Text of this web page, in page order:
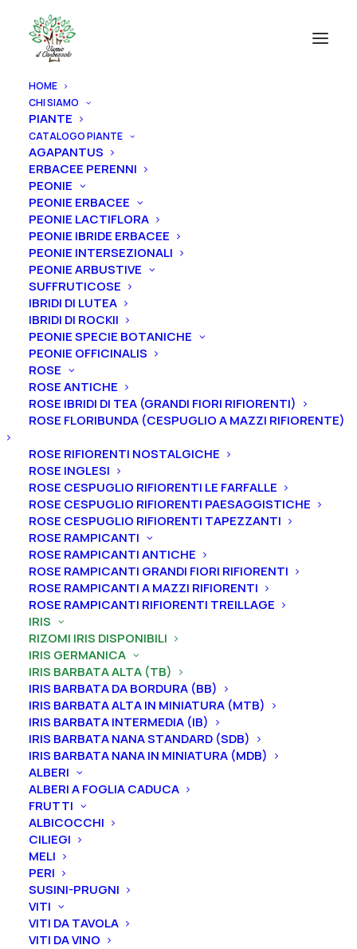
HOME
CHI SIAMO
PIANTE
CATALOGO PIANTE
AGAPANTUS
ERBACEE PERENNI
PEONIE
PEONIE ERBACEE
PEONIE LACTIFLORA
PEONIE IBRIDE ERBACEE
PEONIE INTERSEZIONALI
PEONIE ARBUSTIVE
SUFFRUTICOSE
IBRIDI DI LUTEA
IBRIDI DI ROCKII
PEONIE SPECIE BOTANICHE
PEONIE OFFICINALIS
ROSE
ROSE ANTICHE
ROSE IBRIDI DI TEA (GRANDI FIORI RIFIORENTI)
ROSE FLORIBUNDA (CESPUGLIO A MAZZI RIFIORENTE)
ROSE RIFIORENTI NOSTALGICHE
ROSE INGLESI
ROSE CESPUGLIO RIFIORENTI LE FARFALLE
ROSE CESPUGLIO RIFIORENTI PAESAGGISTICHE
ROSE CESPUGLIO RIFIORENTI TAPEZZANTI
ROSE RAMPICANTI
ROSE RAMPICANTI ANTICHE
ROSE RAMPICANTI GRANDI FIORI RIFIORENTI
ROSE RAMPICANTI A MAZZI RIFIORENTI
ROSE RAMPICANTI RIFIORENTI TREILLAGE
IRIS
RIZOMI IRIS DISPONIBILI
IRIS GERMANICA
IRIS BARBATA ALTA (TB)
IRIS BARBATA DA BORDURA (BB)
IRIS BARBATA ALTA IN MINIATURA (MTB)
IRIS BARBATA INTERMEDIA (IB)
IRIS BARBATA NANA STANDARD (SDB)
IRIS BARBATA NANA IN MINIATURA (MDB)
ALBERI
ALBERI A FOGLIA CADUCA
FRUTTI
ALBICOCCHI
CILIEGI
MELI
PERI
SUSINI-PRUGNI
VITI
VITI DA TAVOLA
VITI DA VINO
Iris germanica “Daring Deception”
Iris germanica “Daring
Deception”
From7,00€
L’iris germanica “Daring Deception ” ha vessilli bianchi,
nervatura centrale viola chiaro, ali viola intenso con
ampia fascia bianca, spruzzo bianco su entrambi i lati
della barba, barbe mandarino, leggera fragranza.
Altezza 89 cm. Fioritura da intermedia.
Le piante di sono disponibili in
qualsiasi
periodomentre i rizomidiIris
nel periodo che va
Formato
Iris
germanica